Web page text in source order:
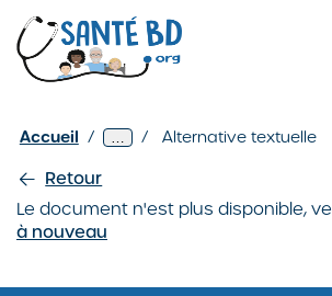
Je configure mes cookies
Accueil /
Afficher
navigation
supplémentaires
/
Auto-
me
Alternative textuelle
Retour
Le document n'est plus disponible,
à nouveau